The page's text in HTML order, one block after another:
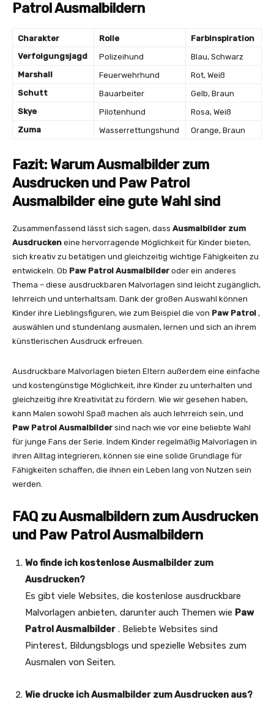
Patrol Ausmalbildern
Charakter Rolle
Farbinspiration
Verfolgungsjagd
Polizeihund
Blau, Schwarz
Marshall
Feuerwehrhund
Rot, Weiß
Schutt
Bauarbeiter
Gelb, Braun
Skye
Pilotenhund
Rosa, Weiß
Zuma
Wasserrettungshund Orange, Braun
Fazit: Warum Ausmalbilder zum
Ausdrucken und Paw Patrol
Ausmalbilder eine gute Wahl sind
Zusammenfassend lässt sich sagen, dass Ausmalbilder zum
Ausdrucken eine hervorragende Möglichkeit für Kinder bieten,
sich kreativ zu betätigen und gleichzeitig wichtige Fähigkeiten zu
entwickeln. Ob Paw Patrol Ausmalbilder oder ein anderes
Thema – diese ausdruckbaren Malvorlagen sind leicht zugänglich,
lehrreich und unterhaltsam. Dank der großen Auswahl können
Kinder ihre Lieblingsfiguren, wie zum Beispiel die von Paw Patrol ,
auswählen und stundenlang ausmalen, lernen und sich an ihrem
künstlerischen Ausdruck erfreuen.
Ausdruckbare Malvorlagen bieten Eltern außerdem eine einfache
und kostengünstige Möglichkeit, ihre Kinder zu unterhalten und
gleichzeitig ihre Kreativität zu fördern. Wie wir gesehen haben,
kann Malen sowohl Spaß machen als auch lehrreich sein, und
Paw Patrol Ausmalbilder sind nach wie vor eine beliebte Wahl
für junge Fans der Serie. Indem Kinder regelmäßig Malvorlagen in
ihren Alltag integrieren, können sie eine solide Grundlage für
Fähigkeiten schaffen, die ihnen ein Leben lang von Nutzen sein
werden.
FAQ zu Ausmalbildern zum Ausdrucken
und Paw Patrol Ausmalbildern
Wo finde ich kostenlose Ausmalbilder zum
Ausdrucken?
Es gibt viele Websites, die kostenlose ausdruckbare
Malvorlagen anbieten, darunter auch Themen wie Paw
Patrol Ausmalbilder . Beliebte Websites sind
Pinterest, Bildungsblogs und spezielle Websites zum
Ausmalen von Seiten.
Wie drucke ich Ausmalbilder zum Ausdrucken aus?